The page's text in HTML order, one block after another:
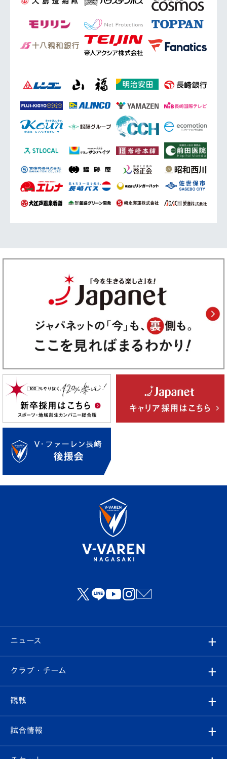
ニュース
すべて
クラブ
試合情報
クラブ・チーム
クラブ概要
観戦
観戦ルール
試合情報